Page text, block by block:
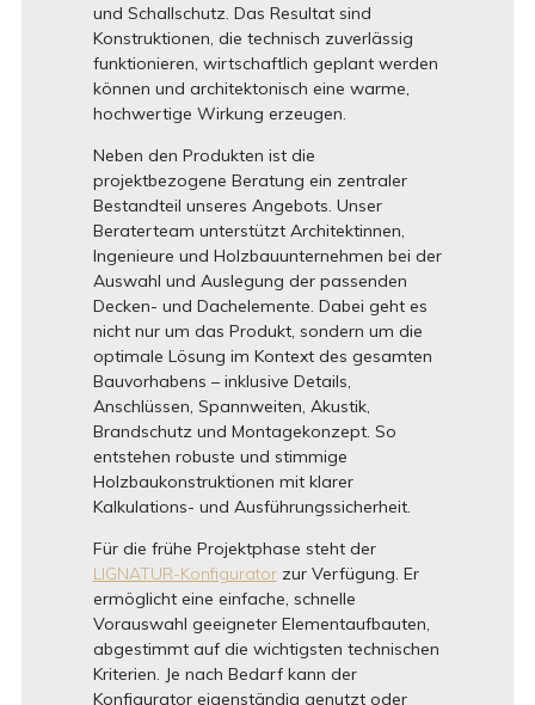
und Schallschutz. Das Resultat sind
Konstruktionen, die technisch zuverlässig
funktionieren, wirtschaftlich geplant werden
können und architektonisch eine warme,
hochwertige Wirkung erzeugen.
Neben den Produkten ist die
projektbezogene Beratung ein zentraler
Bestandteil unseres Angebots. Unser
Beraterteam unterstützt Architektinnen,
Ingenieure und Holzbauunternehmen bei der
Auswahl und Auslegung der passenden
Decken- und Dachelemente. Dabei geht es
nicht nur um das Produkt, sondern um die
optimale Lösung im Kontext des gesamten
Bauvorhabens – inklusive Details,
Anschlüssen, Spannweiten, Akustik,
Brandschutz und Montagekonzept. So
entstehen robuste und stimmige
Holzbaukonstruktionen mit klarer
Kalkulations- und Ausführungssicherheit.
Für die frühe Projektphase steht der
LIGNATUR-Konfiguratorzur Verfügung. Er
ermöglicht eine einfache, schnelle
Vorauswahl geeigneter Elementaufbauten,
abgestimmt auf die wichtigsten technischen
Kriterien. Je nach Bedarf kann der
Konfigurator eigenständig genutzt oder